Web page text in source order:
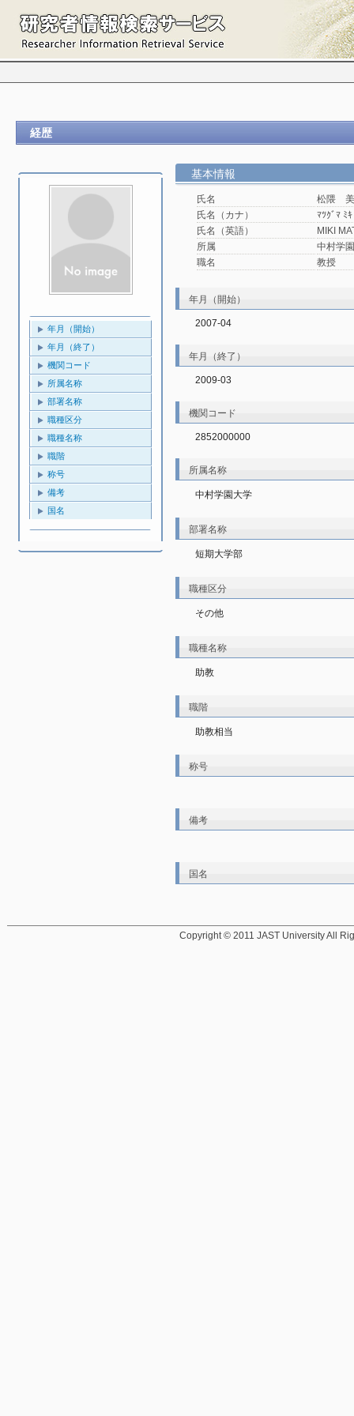
経歴
年月（開始）
年月（終了）
機関コード
所属名称
部署名称
職種区分
職種名称
職階
称号
備考
国名
基本情報
氏名
松隈
氏名（カナ）
ﾏﾂｸﾞﾏ ﾐｷ
氏名（英語）
MIKI
所属
中村学
職名
教授
年月（開始）
2007-04
年月（終了）
2009-03
機関コード
2852000000
所属名称
中村学園大学
部署名称
短期大学部
職種区分
その他
職種名称
助教
職階
助教相当
称号
備考
国名